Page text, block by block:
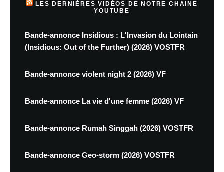
LES DERNIÈRES VIDÉOS DE NOTRE CHAINE
YOUTUBE
Bande-annonce Insidious : L'Invasion du Lointain
(Insidious: Out of the Further) (2026) VOSTFR
Bande-annonce violent night 2 (2026) VF
Bande-annonce La vie d'une femme (2026) VF
Bande-annonce Rumah Singgah (2026) VOSTFR
Bande-annonce Geo-storm (2026) VOSTFR